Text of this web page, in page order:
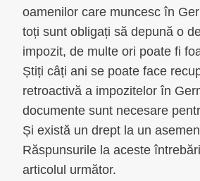
oamenilor care muncesc în
toți sunt obligați să depună o
impozit, de multe ori poate fi
Știți câți ani se poate face
retroactivă a impozitelor în
documente sunt necesare
Și există un drept la un
Răspunsurile la aceste
articolul următor.